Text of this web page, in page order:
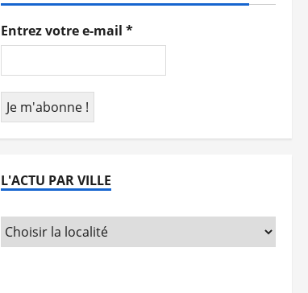
Entrez votre e-mail *
L'ACTU PAR VILLE